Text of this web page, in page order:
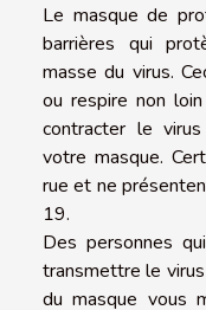
Le masque de
barrières qui
masse du virus.
ou respire non
contracter le
votre masque.
rue et ne
19.
Des personnes
transmettre le
du masque vous